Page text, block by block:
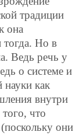
традиции
она
тогда. Но в
Ведь речь у
о системе и
науки как
внутри
что
они